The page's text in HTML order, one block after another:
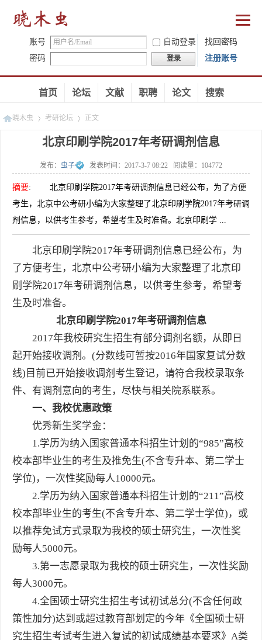
账号 自动登录
找回密码
密码
登录 注册账号
首页 论坛 文献 职聘 论文 搜索
晓木虫 考研论坛
»
正文
北京印刷学院2017年考研调剂信息
发布： 虫子 发表时间： 2017-3-7 08:22 阅读量： 104772
摘要:
北京印刷学院2017年考研调剂信息已经公布，为了方便
考生，北京中公考研小编为大家整理了北京印刷学院2017年考研调
剂信息，以供考生参考，希望考生及时准备。北京印刷学 ...
北京印刷学院2017年考研调剂信息已经公布，为
了方便考生，北京中公考研小编为大家整理了北京印
刷学院2017年考研调剂信息 ，以供考生参考，希望考
生及时准备。
北京印刷学院2017年考研调剂信息
2017年我校研究生招生有部分调剂名额，从即日
起开始接收调剂。(分数线可暂按2016年国家复试分数
线)目前已开始接收调剂考生登记，请符合我校录取条
件、有调剂意向的考生，尽快与相关院系联系。
一、我校优惠政策
优秀新生奖学金：
1.学历为纳入国家普通本科招生计划的“985”高校
校本部毕业生的考生及推免生(不含专升本、第二学士
学位)，一次性奖励每人10000元。
2.学历为纳入国家普通本科招生计划的“211”高校
校本部毕业生的考生(不含专升本、第二学士学位)，或
以推荐免试方式录取为我校的硕士研究生，一次性奖
励每人5000元。
3.第一志愿录取为我校的硕士研究生，一次性奖励
每人3000元。
4.全国硕士研究生招生考试初试总分(不含任何政
策性加分)达到或超过教育部划定的今年《全国硕士研
究生招生考试考生进入复试的初试成绩基本要求》A类